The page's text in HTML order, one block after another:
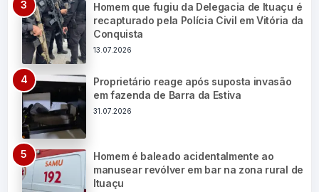
Homem que fugiu da Delegacia de Ituaçu é
recapturado pela Polícia Civil em Vitória da
Conquista
13.07.2026
Proprietário reage após suposta invasão
em fazenda de Barra da Estiva
31.07.2026
Homem é baleado acidentalmente ao
manusear revólver em bar na zona rural de
Ituaçu